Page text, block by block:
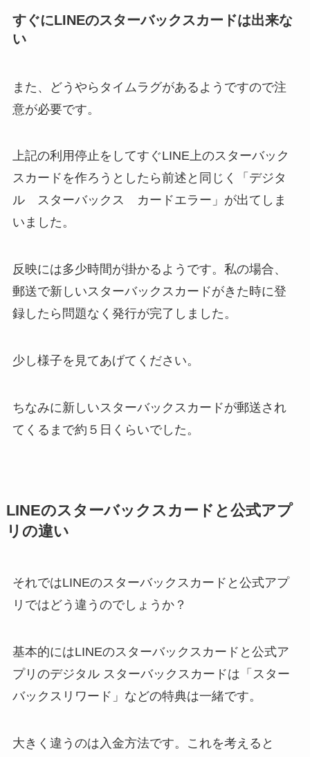
すぐにLINEのスターバックスカードは出来な
い
また、どうやらタイムラグがあるようですので注
意が必要です。
上記の利用停止をしてすぐLINE上のスターバック
スカードを作ろうとしたら前述と同じく「デジタ
ル スターバックス カードエラー」が出てしま
いました。
反映には多少時間が掛かるようです。私の場合、
郵送で新しいスターバックスカードがきた時に登
録したら問題なく発行が完了しました。
少し様子を見てあげてください。
ちなみに新しいスターバックスカードが郵送され
てくるまで約５日くらいでした。
LINEのスターバックスカードと公式アプ
リの違い
それではLINEのスターバックスカードと公式アプ
リではどう違うのでしょうか？
基本的にはLINEのスターバックスカードと公式ア
プリのデジタル スターバックスカードは 「スター
バックスリワード」などの特典は一緒です。
大きく違うのは入金方法です。これを考えると